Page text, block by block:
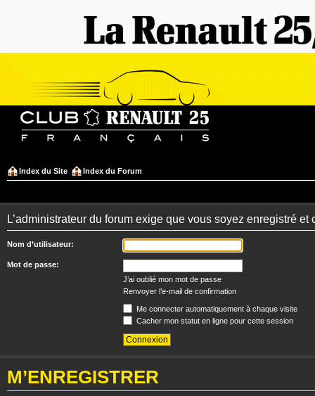
Index du Site Index du Forum
L’administrateur du forum exige que vous soyez enregistré
Nom d’utilisateur:
Mot de passe:
J’ai oublié mon mot de passe
Renvoyer l’e-mail de confirmation
Me connecter automatiquement à chaque visite
Cacher mon statut en ligne pour cette session
M’ENREGISTRER